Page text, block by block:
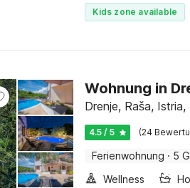
Kids zone available
Wohnung in
Drenje, Raša,
4.5 / 5 (24
Ferienwohnung · 5
Wellness